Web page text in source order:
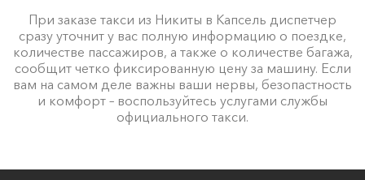
При заказе такси из Никиты в Капсель диспетчер
сразу уточнит у вас полную информацию о поездке,
количестве пассажиров, а также о количестве багажа,
сообщит четко фиксированную цену за машину. Если
вам на самом деле важны ваши нервы, безопастность
и комфорт – воспользуйтесь услугами службы
официального такси.